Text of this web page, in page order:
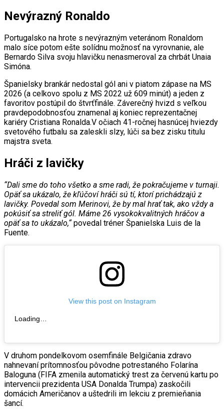
Nevýrazný Ronaldo
Portugalsko na hrote s nevýrazným veteránom Ronaldom
malo síce potom ešte solídnu možnosť na vyrovnanie, ale
Bernardo Silva svoju hlavičku nenasmeroval za chrbát Unaia
Simóna.
Španielsky brankár nedostal gól ani v piatom zápase na MS
2026 (a celkovo spolu z MS 2022 už 609 minút) a jeden z
favoritov postúpil do štvrťfinále. Záverečný hvizd s veľkou
pravdepodobnosťou znamenal aj koniec reprezentačnej
kariéry Cristiana Ronalda.V očiach 41-ročnej hasnúcej hviezdy
svetového futbalu sa zaleskli slzy, lúči sa bez zisku titulu
majstra sveta.
Hráči z lavičky
“Dali sme do toho všetko a sme radi, že pokračujeme v turnaji.
Opäť sa ukázalo, že kľúčoví hráči sú tí, ktorí prichádzajú z
lavičky. Povedal som Merinovi, že by mal hrať tak, ako vždy a
pokúsiť sa streliť gól. Máme 26 vysokokvalitných hráčov a
opäť sa to ukázalo,“povedal tréner Španielska Luis de la
Fuente.
View this post on Instagram
Loading…
V druhom pondelkovom osemfinále Belgičania zdravo
nahnevaní prítomnosťou pôvodne potrestaného Folarína
Baloguna (FIFA zmenila automatický trest za červenú kartu po
intervencii prezidenta USA Donalda Trumpa) zaskočili
domácich Američanov a uštedrili im lekciu z premieňania
šancí.